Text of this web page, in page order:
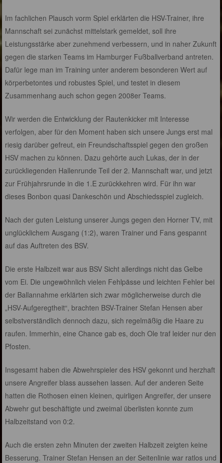
Im fachlichen Plausch vorm Spiel erklärten die HSV-Trainer, ihre
Mannschaft sei zunächst mittelstark gemeldet, soll ihre
Leistungsstärke aber zunehmend verbessern, und in naher Zukunft
gegen die starken Teams im Hamburger Fußballverband antreten.
Dafür lege man im Training unter anderem besonderen Wert auf
körperbetontes und robustes Spiel, und testet in diesem
Zusammenhang auch schon gegen 2008er Teams.
Wir werden die Entwicklung der Rautenkicker mit Interesse
verfolgen, aber für den Moment haben sich unsere Jungs erst mal
riesig darüber gefreut, ein Freundschaftsspiel gegen den großen
HSV machen zu können. Dazu gehörte auch Lukas, der in der
zurückliegenden Hallenrunde Teil der 2. Mannschaft war, und jetzt
zur Frühjahrsrunde in die 1.E zurückkehren wird. Für ihn war
dieses Bonbon quasi Dankeschön und Abschiedsspiel zugleich.
Nach der guten Leistung unserer Jungs gegen den Horner TV, mit
unglücklichem Ausgang (1:2), waren Trainer und Fans gespannt
auf das Auftreten des BSV.
Die erste Halbzeit war aus BSV Sicht allerdings nicht das Gelbe
vom Ei. Die ungewöhnlich vielen Fehlpässe und leichten Fehler bei
der Ballannahme erklärten sich zwar möglicherweise durch die
„HSV-Aufgeregtheit“, brachten BSV-Trainer Stefan Hensen aber
selbstverständlich dennoch dazu, sich regelmäßig die Haare zu
raufen. Immerhin, eine Chance gab es, doch Ole traf leider nur den
Pfosten.
Insgesamt haben die Abwehrspieler des HSV gekonnt und herzhaft
unsere Angreifer blass aussehen lassen. Auf der anderen Seite
hatten die Rothosen einen kleinen, quirligen Angreifer, der unsere
Abwehr gut beschäftigte und zweimal überlisten konnte zum
Halbzeitstand von 0:2.
Auch die ersten zehn Minuten der zweiten Halbzeit zeigten keine
Besserung. Trainer Stefan Hensen an der Seitenlinie war ratlos und